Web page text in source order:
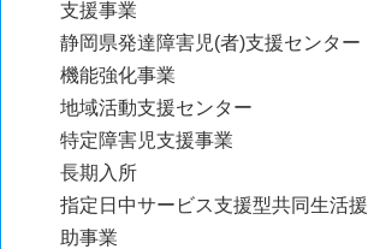
支援事業
静岡県発達障害児(者)支援センター
機能強化事業
地域活動支援センター
特定障害児支援事業
長期入所
指定日中サービス支援型共同生活援
助事業